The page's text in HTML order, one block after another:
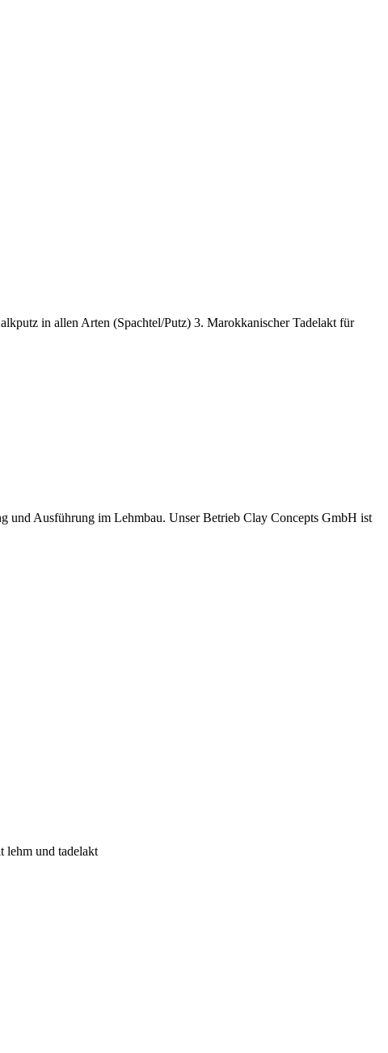
in allen Arten (Spachtel/Putz) 3. Marokkanischer Tadelakt für
und Ausführung im Lehmbau. Unser Betrieb Clay Concepts GmbH ist
lehm und tadelakt